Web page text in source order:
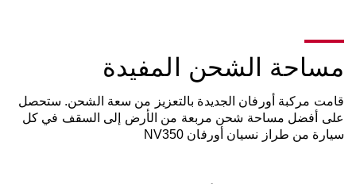
مساحة الشحن المفيدة
قامت مركبة أورفان الجديدة بالتعزيز من سعة الشحن. ستحصل
على أفضل مساحة شحن مربعة من الأرض إلى السقف في كل
سيارة من طراز نسيان أورفان NV350